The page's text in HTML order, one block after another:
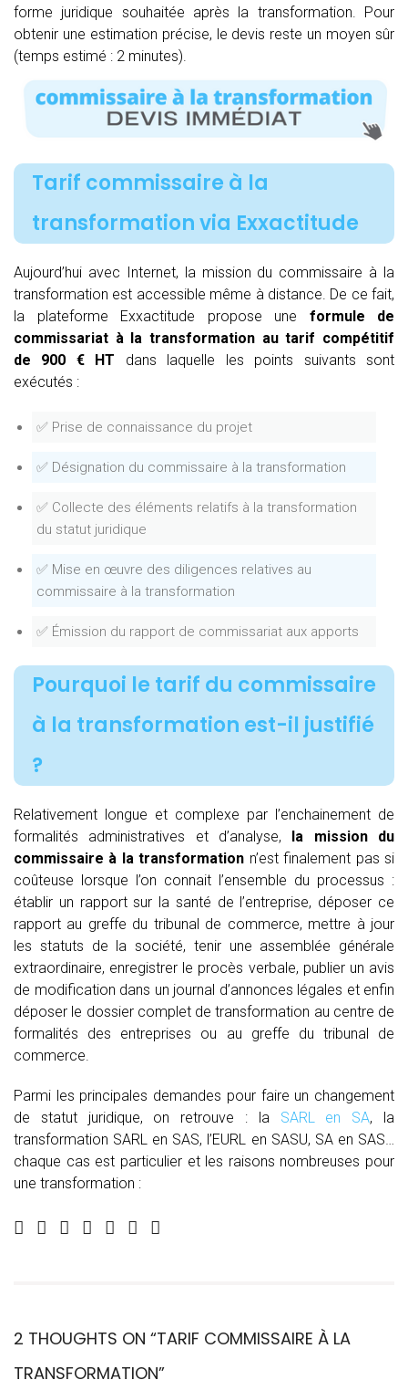
forme juridique souhaitée après la transformation. Pour
obtenir une estimation précise, le devis reste un moyen sûr
(temps estimé : 2 minutes).
Tarif commissaire à la
transformation via Exxactitude
Aujourd’hui avec Internet, la mission du commissaire à la
transformation est accessible même à distance. De ce fait,
la plateforme Exxactitude propose une formule de
commissariat à la transformation au tarif compétitif
de 900 € HT dans laquelle les points suivants sont
exécutés :
✅ Prise de connaissance du projet
✅ Désignation du commissaire à la transformation
✅ Collecte des éléments relatifs à la transformation
du statut juridique
✅ Mise en œuvre des diligences relatives au
commissaire à la transformation
✅ Émission du rapport de commissariat aux apports
Pourquoi le tarif du commissaire
à la transformation est-il justifié
?
Relativement longue et complexe par l’enchainement de
formalités administratives et d’analyse, la mission du
commissaire à la transformation n’est finalement pas si
coûteuse lorsque l’on connait l’ensemble du processus :
établir un rapport sur la santé de l’entreprise, déposer ce
rapport au greffe du tribunal de commerce, mettre à jour
les statuts de la société, tenir une assemblée générale
extraordinaire, enregistrer le procès verbale, publier un avis
de modification dans un journal d’annonces légales et enfin
déposer le dossier complet de transformation au centre de
formalités des entreprises ou au greffe du tribunal de
commerce.
Parmi les principales demandes pour faire un changement
de statut juridique, on retrouve : la SARL en SA, la
transformation SARL en SAS, l’EURL en SASU, SA en SAS…
chaque cas est particulier et les raisons nombreuses pour
une transformation :
2 THOUGHTS ON “TARIF COMMISSAIRE À LA
TRANSFORMATION”